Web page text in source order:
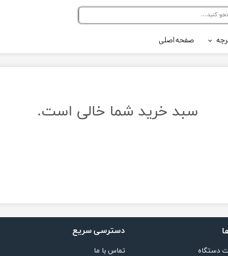
صفحه اصلی
سبد خرید شما خالی است.
دستگاه
دسترسی سریع
تماس با ما